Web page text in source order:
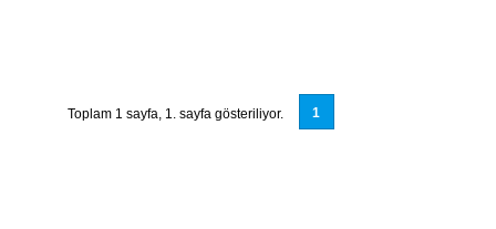
Toplam 1 sayfa, 1. sayfa gösteriliyor. 1